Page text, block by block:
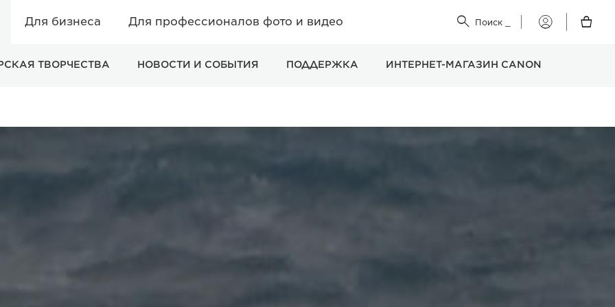
Для бизнеса Для профессионалов фото и видео  Поиск
Мой

ТВОРЧЕСТВА НОВОСТИ И СОБЫТИЯ ПОДДЕРЖКА ИНТЕРНЕТ-МАГАЗИН CANON